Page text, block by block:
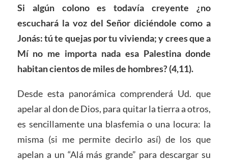
Si algún colono es todavía creyente ¿no
escuchará la voz del Señor diciéndole como a
Jonás: tú te quejas por tu vivienda; y crees que a
Mí no me importa nada esa Palestina donde
habitan cientos de miles de hombres? (4,11).
Desde esta panorámica comprenderá Ud. que
apelar al don de Dios, para quitar la tierra a otros,
es sencillamente una blasfemia o una locura: la
misma (si me permite decirlo así) de los que
apelan a un “Alá más grande” para descargar su